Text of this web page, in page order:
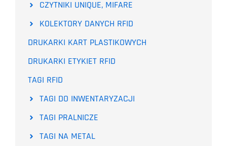
CZYTNIKI UNIQUE, MIFARE
KOLEKTORY DANYCH RFID
DRUKARKI KART PLASTIKOWYCH
DRUKARKI ETYKIET RFID
TAGI RFID
TAGI DO INWENTARYZACJI
TAGI PRALNICZE
TAGI NA METAL